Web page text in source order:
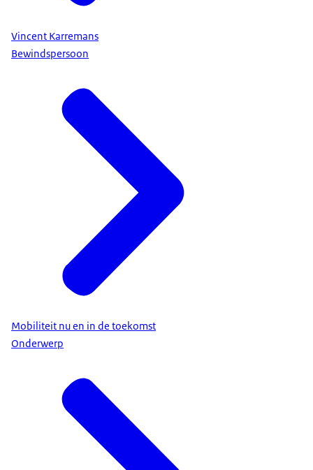
Vincent Karremans
Bewindspersoon
Mobiliteit nu en in de toekomst
Onderwerp